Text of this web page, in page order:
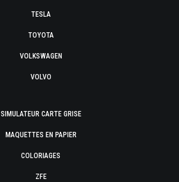
TESLA
TOYOTA
VOLKSWAGEN
VOLVO
SIMULATEUR CARTE GRISE
MAQUETTES EN PAPIER
COLORIAGES
ZFE